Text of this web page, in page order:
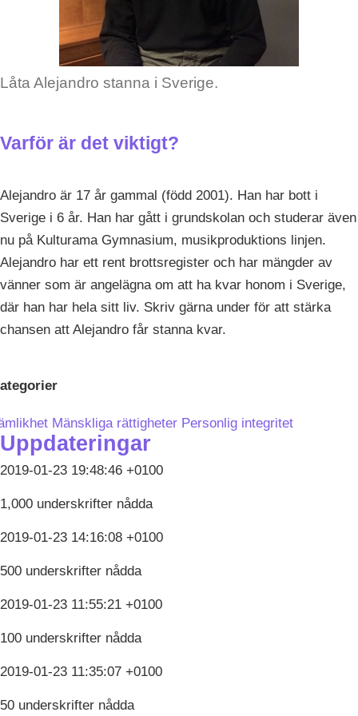
Låta Alejandro stanna i Sverige.
Varför är det viktigt?
Alejandro är 17 år gammal (född 2001). Han har bott i
Sverige i 6 år. Han har gått i grundskolan och studerar även
nu på Kulturama Gymnasium, musikproduktions linjen.
Alejandro har ett rent brottsregister och har mängder av
vänner som är angelägna om att ha kvar honom i Sverige,
där han har hela sitt liv. Skriv gärna under för att stärka
chansen att Alejandro får stanna kvar.
Mänskliga rättigheter Personlig integritet
Uppdateringar
2019-01-23 19:48:46 +0100
1,000 underskrifter nådda
2019-01-23 14:16:08 +0100
500 underskrifter nådda
2019-01-23 11:55:21 +0100
100 underskrifter nådda
2019-01-23 11:35:07 +0100
50 underskrifter nådda